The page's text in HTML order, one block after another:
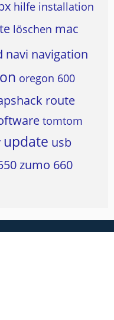
hilfe installation
löschen mac
navi navigation
oregon 600
route
tomtom
update usb
zumo 660